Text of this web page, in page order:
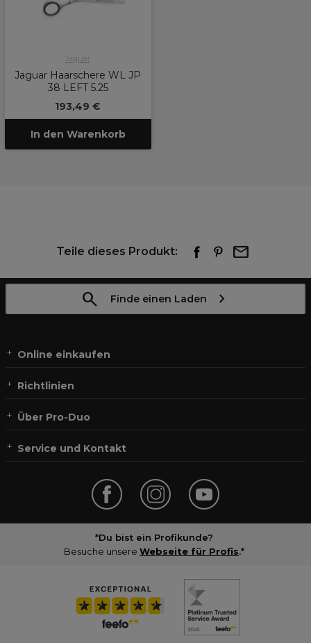
Jaguar
Jaguar Haarschere WL JP
38 LEFT 5.25
193,49 €
In den Warenkorb
Teile dieses Produkt:
Finde einen Laden
Online einkaufen
Richtlinien
Über Pro-Duo
Service und Kontakt
*Du bist ein Profikunde?
Besuche unsere Webseite für Profis.*